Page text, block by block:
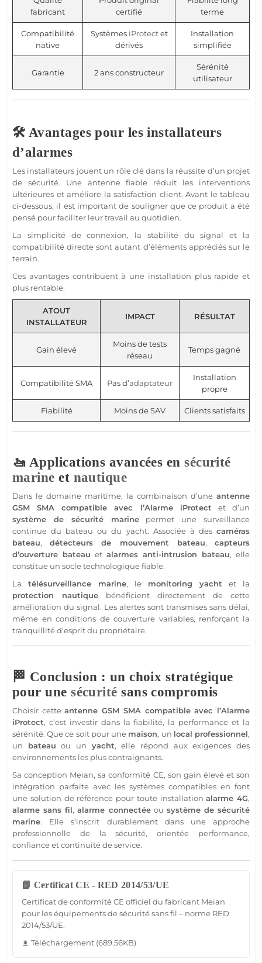
fabricant
certifié
terme
Compatibilité
native
Systèmes iProtectet
dérivés
Installation
simplifiée
Garantie 2 ans constructeur
Sérénité
utilisateur
🛠️ Avantages pour les installateurs
d’alarmes
Les installateurs jouent un rôle clé dans la réussite d’un projet
de sécurité. Une antennefiable réduit les interventions
ultérieures et améliore la satisfaction client. Avant le tableau
ci-dessous, il est important de souligner que ce produit a été
pensé pour faciliter leur travail au quotidien.
La simplicité de connexion, la stabilité du signal et la
compatibilité directe sont autant d’éléments appréciés sur le
terrain.
Ces avantages contribuent à une installation plus rapide et
plus rentable.
ATOUT
INSTALLATEUR
IMPACT RÉSULTAT
Gain élevé
Moins de tests
réseau
Temps gagné
Compatibilité SMA Pas d’adaptateur
Installation
propre
Fiabilité Moins de SAV Clients satisfaits
🚤 Applications avancées ensécurité
marine et nautique
Dans le domaine maritime, la combinaison d’une antenne
GSM SMAcompatible avec l’Alarme iProtect et d’un
système de sécurité marinepermet unesurveillance
continue du bateau ou du yacht. Associée à descaméras
bateau,détecteurs de mouvement bateau,capteurs
d’ouverture bateau et alarmes anti-intrusion bateau, elle
constitue un socle technologiquefiable.
La télésurveillance marine, le monitoring yacht et la
protection
nautique bénéficient directement de cette
amélioration du signal. Les alertes sont transmises sans délai,
même en conditions de couverture variables, renforçant la
tranquillité d’esprit du propriétaire.
🏁 Conclusion : un choix stratégique
pour unesécurité sans compromis
Choisir cetteantenne GSM SMA compatibleavec l’Alarme
iProtect, c’est investir dans la fiabilité, la performance et la
sérénité. Que ce soit pour une maison, un local professionnel,
un bateau ou un yacht, elle répond aux exigences des
environnements les plus contraignants.
Sa conception Meian, sa conformité CE, son gain élevé et son
intégration parfaite avec les systèmes compatibles en font
une solution de référence pour toute installationalarme 4G,
alarme sans fil,alarme connectéeou systèmede sécurité
marine. Elle s’inscrit durablement dans une approche
professionnelle de lasécurité, orientée performance,
confiance et continuité de service.
📘 Certificat CE - RED 2014/53/UE
Certificat de conformité CE officiel du fabricant Meian
pour les équipements de sécurité sans fil – norme RED
2014/53/UE.
file_download Téléchargement (689.56KB)